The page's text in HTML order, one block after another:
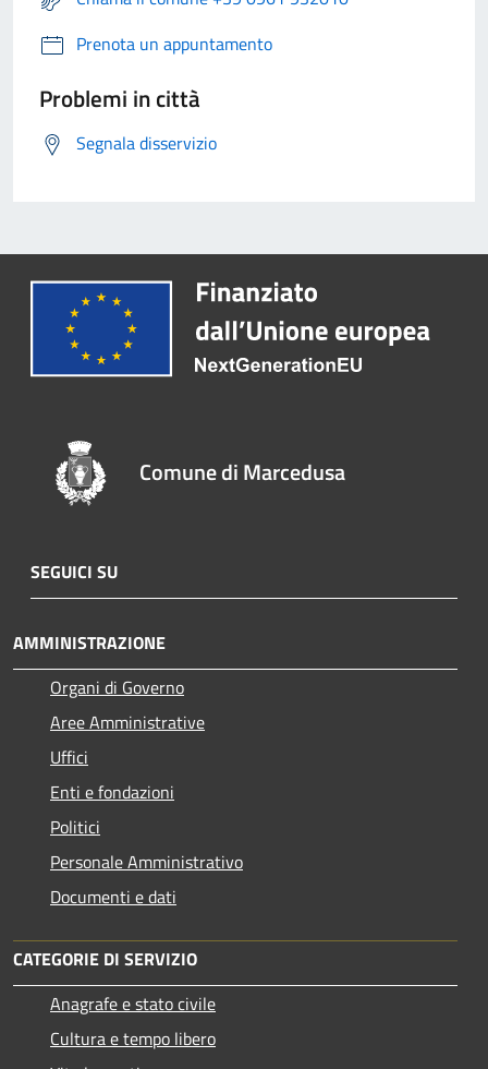
Prenota un appuntamento
Problemi in città
Segnala disservizio
Comune di Marcedusa
SEGUICI SU
AMMINISTRAZIONE
Organi di Governo
Aree Amministrative
Uffici
Enti e fondazioni
Politici
Personale Amministrativo
Documenti e dati
CATEGORIE DI SERVIZIO
Anagrafe e stato civile
Cultura e tempo libero